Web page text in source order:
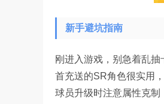
新手避坑指南
刚进入游戏，别急着乱抽
首充送的SR角色很实用
球员升级时注意属性克制